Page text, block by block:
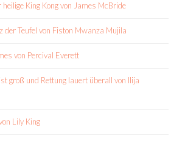
King Kong von James McBride
der Teufel von Fiston Mwanza Mujila
von Percival Everett
groß und Rettung lauert überall von Ilija
Lily King